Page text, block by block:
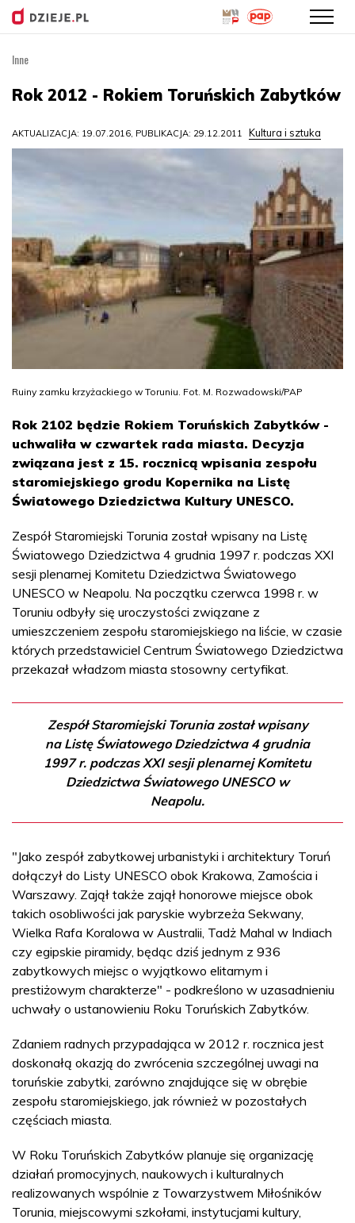
treści
Inne
Rok 2012 - Rokiem Toruńskich Zabytków
AKTUALIZACJA: 19.07.2016, PUBLIKACJA: 29.12.2011 Kultura i sztuka
Ruiny zamku krzyżackiego w Toruniu. Fot. M. Rozwadowski/PAP
Rok 2102 będzie Rokiem Toruńskich Zabytków -
uchwaliła w czwartek rada miasta. Decyzja
związana jest z 15. rocznicą wpisania zespołu
staromiejskiego grodu Kopernika na Listę
Światowego Dziedzictwa Kultury UNESCO.
Zespół Staromiejski Torunia został wpisany na Listę
Światowego Dziedzictwa 4 grudnia 1997 r. podczas XXI
sesji plenarnej Komitetu Dziedzictwa Światowego
UNESCO w Neapolu. Na początku czerwca 1998 r. w
Toruniu odbyły się uroczystości związane z
umieszczeniem zespołu staromiejskiego na liście, w czasie
których przedstawiciel Centrum Światowego Dziedzictwa
przekazał władzom miasta stosowny certyfikat.
Zespół Staromiejski Torunia został wpisany
na Listę Światowego Dziedzictwa 4 grudnia
1997 r. podczas XXI sesji plenarnej Komitetu
Dziedzictwa Światowego UNESCO w
Neapolu.
"Jako zespół zabytkowej urbanistyki i architektury Toruń
dołączył do Listy UNESCO obok Krakowa, Zamościa i
Warszawy. Zajął także zajął honorowe miejsce obok
takich osobliwości jak paryskie wybrzeża Sekwany,
Wielka Rafa Koralowa w Australii, Tadż Mahal w Indiach
czy egipskie piramidy, będąc dziś jednym z 936
zabytkowych miejsc o wyjątkowo elitarnym i
prestiżowym charakterze" - podkreślono w uzasadnieniu
uchwały o ustanowieniu Roku Toruńskich Zabytków.
Zdaniem radnych przypadająca w 2012 r. rocznica jest
doskonałą okazją do zwrócenia szczególnej uwagi na
toruńskie zabytki, zarówno znajdujące się w obrębie
zespołu staromiejskiego, jak również w pozostałych
częściach miasta.
W Roku Toruńskich Zabytków planuje się organizację
działań promocyjnych, naukowych i kulturalnych
realizowanych wspólnie z Towarzystwem Miłośników
Torunia, miejscowymi szkołami, instytucjami kultury,